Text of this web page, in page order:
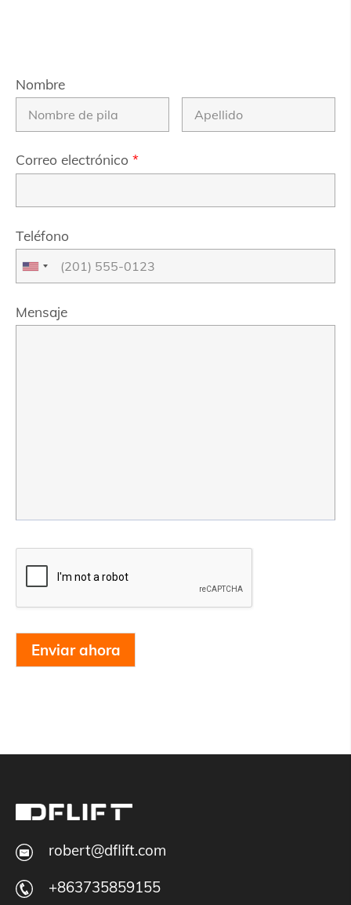
Nombre
Correo electrónico *
Teléfono
Mensaje
Enviar ahora
robert@dflift.com
+863735859155